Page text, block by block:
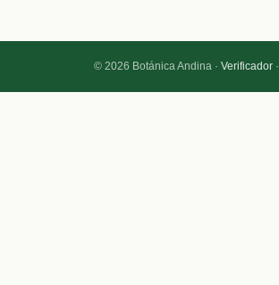
© 2026 Botánica Andina · Verificador·